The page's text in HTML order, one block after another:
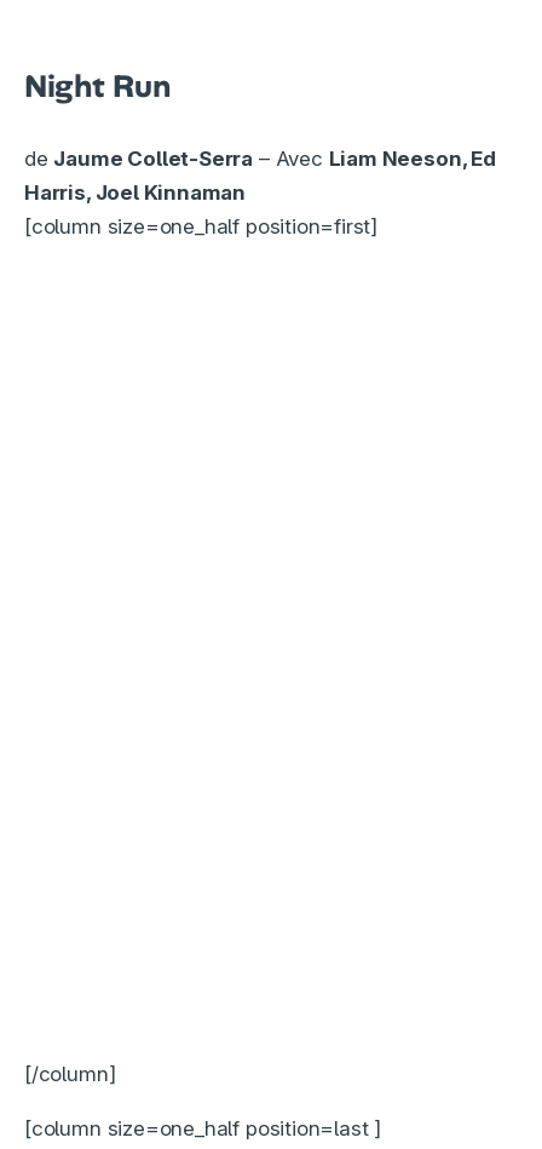
Night Run
de Jaume Collet-Serra – Avec Liam Neeson, Ed
Harris, Joel Kinnaman
[column size=one_half position=first]
[/column]
[column size=one_half position=last ]